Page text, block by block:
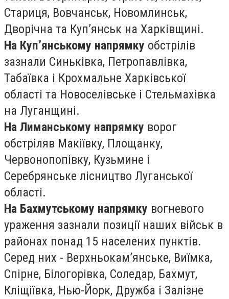
Стариця, Вовчанськ, Новомлинськ,
Дворічна та Куп’янськ на Харківщині.
На Куп’янському напрямку обстрілів
зазнали Синьківка, Петропавлівка,
Табаївка і Крохмальне Харківської
області та Новоселівське і Стельмахівка
на Луганщині.
На Лиманському напрямку ворог
обстріляв Макіївку, Площанку,
Червонопопівку, Кузьмине і
Серебрянське лісництво Луганської
області.
На Бахмутському напрямку вогневого
ураження зазнали позиції наших військ в
районах понад 15 населених пунктів.
Серед них - Верхньокам’янське, Виїмка,
Спірне, Білогорівка, Соледар, Бахмут,
Кліщіївка, Нью-Йорк, Дружба і Залізне